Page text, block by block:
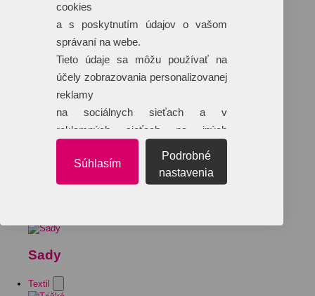
Sady
Textil
cookies
a s poskytnutím údajov o vašom
správaní na webe.
Tieto údaje sa môžu používať na
účely zobrazovania personalizovanej
reklamy
na sociálnych sieťach a v
reklamných sieťach na iných
Súhlasím
Podrobné
nastavenia